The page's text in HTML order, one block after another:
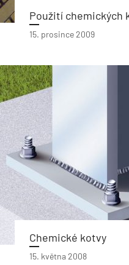
Použití chemických
15. prosince 2009
Chemické kotvy
15. května 2008